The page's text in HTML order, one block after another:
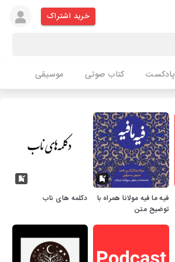
خرید اشتراک
پادکست کتاب صوتی موسیقی
فیه ما فیه مولانا همراه با
توضیح متن
دکلمه‌ های ناب